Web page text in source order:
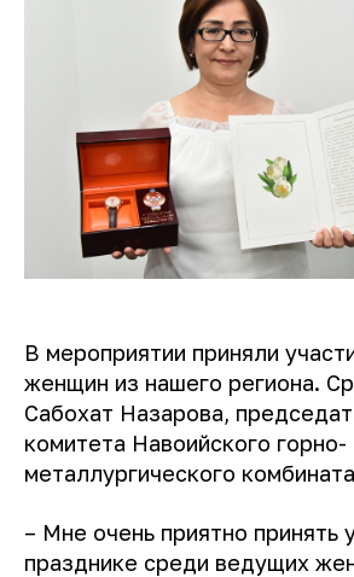
В мероприятии приняли
женщин из нашего региона.
Сабохат Назарова,
комитета Навоийского горно-
металлургического
– Мне очень приятно принять
празднике среди ведущих